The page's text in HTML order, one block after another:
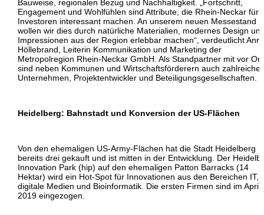
Bauweise, regionalen Bezug und Nachhaltigkeit. „Fortschritt,
Engagement und Wohlfühlen sind Attribute, die Rhein-Neckar für
Investoren interessant machen. An unserem neuen Messestand
wollen wir dies durch natürliche Materialien, modernes Design
Impressionen aus der Region erlebbar machen“, verdeutlicht
Höllebrand, Leiterin Kommunikation und Marketing der
Metropolregion Rhein-Neckar GmbH. Als Standpartner mit vor Ort
sind neben Kommunen und Wirtschaftsförderern auch zahlreiche
Unternehmen, Projektentwickler und Beteiligungsgesellschaften.
Heidelberg: Bahnstadt und Konversion der US-Flächen
Von den ehemaligen US-Army-Flächen hat die Stadt Heidelberg
bereits drei gekauft und ist mitten in der Entwicklung. Der
Innovation Park (hip) auf den ehemaligen Patton Barracks (14
Hektar) wird ein Hot-Spot für Innovationen aus den Bereichen IT,
digitale Medien und Bioinformatik. Die ersten Firmen sind im April
2019 eingezogen.